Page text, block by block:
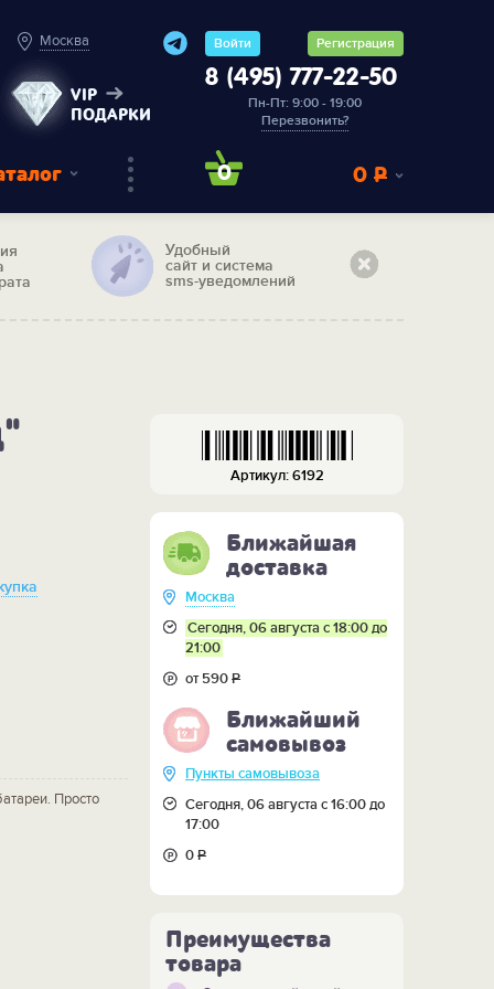
Москва
VIP
ПОДАРКИ
Войти Регистрация
8 (495) 777-22-50
Пн-Пт: 9:00 - 19:00
Перезвонить?
0 0 Р
Удобный
сайт и система
sms-уведомлений
Просто
Артикул: 6192
Ближайшая
доставка
Москва
Сегодня, 06 августа с 18:00 до
21:00
от 590Р
Ближайший
самовывоз
Пункты самовывоза
Сегодня, 06 августа с 16:00 до
17:00
0Р
Преимущества
товара